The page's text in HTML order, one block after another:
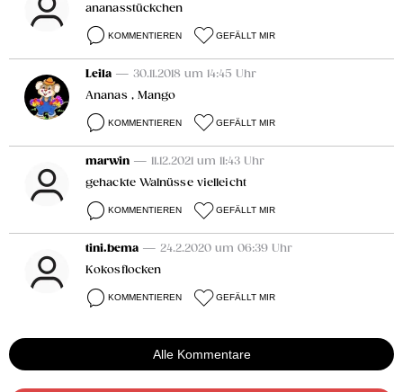
ananasstückchen
KOMMENTIEREN GEFÄLLT MIR
Leila — 30.11.2018 um 14:45 Uhr
Ananas , Mango
KOMMENTIEREN GEFÄLLT MIR
marwin — 11.12.2021 um 11:43 Uhr
gehackte Walnüsse vielleicht
KOMMENTIEREN GEFÄLLT MIR
tini.bema — 24.2.2020 um 06:39 Uhr
Kokosflocken
KOMMENTIEREN GEFÄLLT MIR
Alle Kommentare